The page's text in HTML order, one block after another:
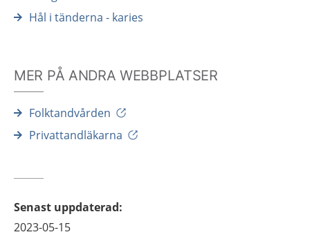
Hål i tänderna - karies
MER PÅ ANDRA WEBBPLATSER
Folktandvården
Privattandläkarna
Senast uppdaterad:
2023-05-15